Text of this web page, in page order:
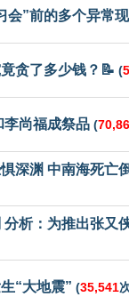
会”前的多个异常
贪了多少钱？📝 (
李尚福成祭品 (
深渊 中南海死亡
析：为推出张又
“大地震” (35,541